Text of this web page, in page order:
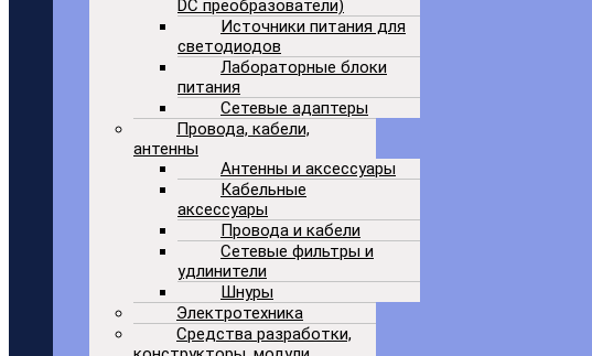
DC преобразователи)
Источники питания для
светодиодов
Лабораторные блоки
питания
Сетевые адаптеры
Провода, кабели,
антенны
Антенны и аксессуары
Кабельные
аксессуары
Провода и кабели
Сетевые фильтры и
удлинители
Шнуры
Электротехника
Средства разработки,